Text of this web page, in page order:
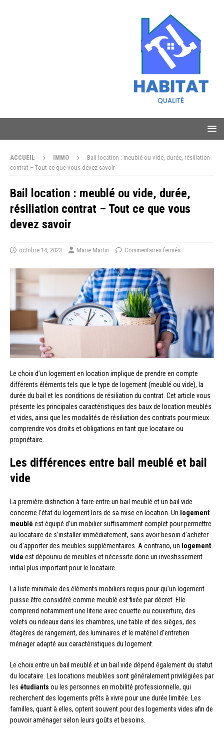
ACCUEIL IMMO
Bail location : meublé ou vide, durée, résiliation
contrat – Tout ce que vous devez savoir
Bail location : meublé ou vide, durée,
résiliation contrat – Tout ce que vous
devez savoir
octobre 14, 2023 Marie Martin Commentaires fermés
Le choix d’un logement en location implique de prendre en compte
différents éléments tels que le type de logement (meublé ou vide), la
durée du bail et les conditions de résiliation du contrat. Cet article vous
présente les principales caractéristiques des baux de location meublés
et vides, ainsi que les modalités de résiliation des contrats pour mieux
comprendre vos droits et obligations en tant que locataire ou
propriétaire.
Les différences entre bail meublé et bail
vide
La première distinction à faire entre un bail meublé et un bail vide
concerne l’état du logement lors de sa mise en location. Un logement
meublé est équipé d’un mobilier suffisamment complet pour permettre
au locataire de s’installer immédiatement, sans avoir besoin d’acheter
ou d’apporter des meubles supplémentaires. A contrario, un logement
vide est dépourvu de meubles et nécessite donc un investissement
initial plus important pour le locataire.
La liste minimale des éléments mobiliers requis pour qu’un logement
puisse être considéré comme meublé est fixée par décret. Elle
comprend notamment une literie avec couette ou couverture, des
volets ou rideaux dans les chambres, une table et des sièges, des
étagères de rangement, des luminaires et le matériel d’entretien
ménager adapté aux caractéristiques du logement.
Le choix entre un bail meublé et un bail vide dépend également du statut
du locataire. Les locations meublées sont généralement privilégiées par
les étudiants ou les personnes en mobilité professionnelle, qui
recherchent des logements prêts à vivre pour une durée limitée. Les
familles, quant à elles, optent souvent pour des logements vides afin de
pouvoir aménager selon leurs goûts et besoins.